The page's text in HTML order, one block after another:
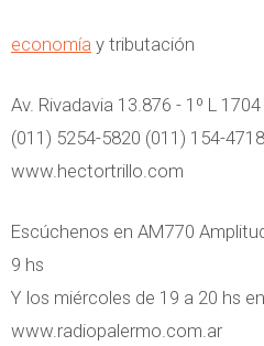
economía y tributación
Av. Rivadavia 13.876 - 1º L
(011) 5254-5820 (011) 154-
www.hectortrillo.com
Escúchenos en AM770
9 hs
Y los miércoles de 19 a 20 hs
www.radiopalermo.com.ar